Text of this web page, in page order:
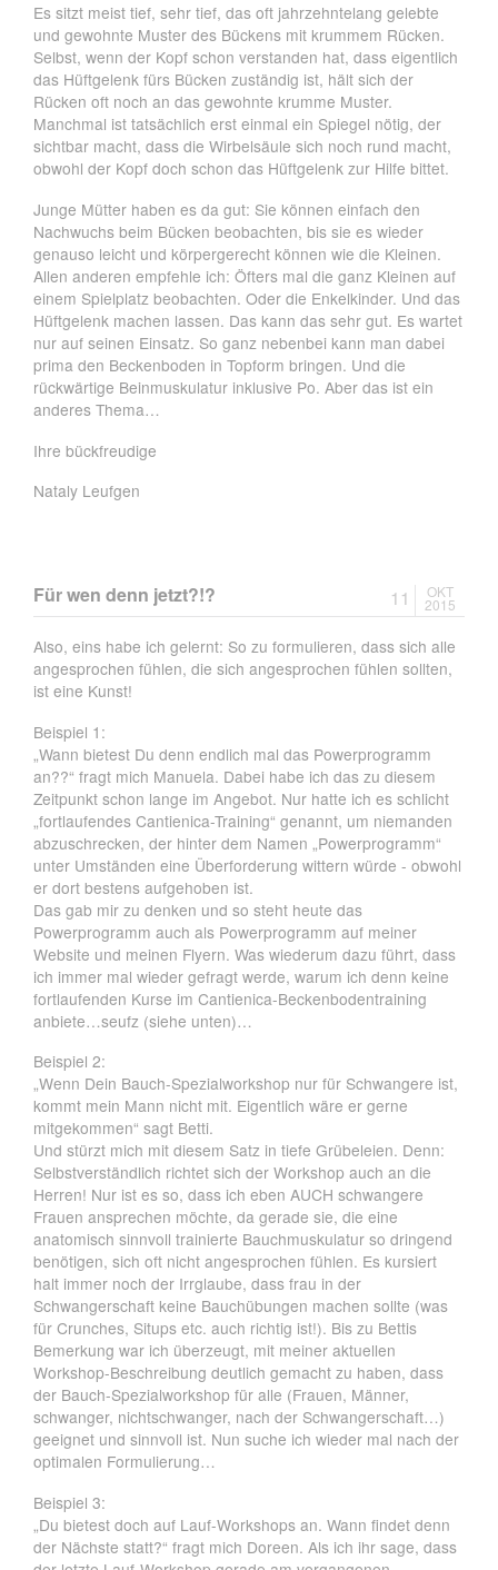
Es sitzt meist tief, sehr tief, das oft jahrzehntelang gelebte
und gewohnte Muster des Bückens mit krummem Rücken.
Selbst, wenn der Kopf schon verstanden hat, dass eigentlich
das Hüftgelenk fürs Bücken zuständig ist, hält sich der
Rücken oft noch an das gewohnte krumme Muster.
Manchmal ist tatsächlich erst einmal ein Spiegel nötig, der
sichtbar macht, dass die Wirbelsäule sich noch rund macht,
obwohl der Kopf doch schon das Hüftgelenk zur Hilfe bittet.
Junge Mütter haben es da gut: Sie können einfach den
Nachwuchs beim Bücken beobachten, bis sie es wieder
genauso leicht und körpergerecht können wie die Kleinen.
Allen anderen empfehle ich: Öfters mal die ganz Kleinen auf
einem Spielplatz beobachten. Oder die Enkelkinder. Und das
Hüftgelenk machen lassen. Das kann das sehr gut. Es wartet
nur auf seinen Einsatz. So ganz nebenbei kann man dabei
prima den Beckenboden in Topform bringen. Und die
rückwärtige Beinmuskulatur inklusive Po. Aber das ist ein
anderes Thema…
Ihre bückfreudige
Nataly Leufgen
Für wen denn jetzt?!? 11 OKT
2015
Also, eins habe ich gelernt: So zu formulieren, dass sich alle
angesprochen fühlen, die sich angesprochen fühlen sollten,
ist eine Kunst!
Beispiel 1:
„Wann bietest Du denn endlich mal das Powerprogramm
an??“ fragt mich Manuela. Dabei habe ich das zu diesem
Zeitpunkt schon lange im Angebot. Nur hatte ich es schlicht
„fortlaufendes Cantienica-Training“ genannt, um niemanden
abzuschrecken, der hinter dem Namen „Powerprogramm“
unter Umständen eine Überforderung wittern würde - obwohl
er dort bestens aufgehoben ist.
Das gab mir zu denken und so steht heute das
Powerprogramm auch als Powerprogramm auf meiner
Website und meinen Flyern. Was wiederum dazu führt, dass
ich immer mal wieder gefragt werde, warum ich denn keine
fortlaufenden Kurse im Cantienica-Beckenbodentraining
anbiete…seufz (siehe unten)…
Beispiel 2:
„Wenn Dein Bauch-Spezialworkshop nur für Schwangere ist,
kommt mein Mann nicht mit. Eigentlich wäre er gerne
mitgekommen“ sagt Betti.
Und stürzt mich mit diesem Satz in tiefe Grübeleien. Denn:
Selbstverständlich richtet sich der Workshop auch an die
Herren! Nur ist es so, dass ich eben AUCH schwangere
Frauen ansprechen möchte, da gerade sie, die eine
anatomisch sinnvoll trainierte Bauchmuskulatur so dringend
benötigen, sich oft nicht angesprochen fühlen. Es kursiert
halt immer noch der Irrglaube, dass frau in der
Schwangerschaft keine Bauchübungen machen sollte (was
für Crunches, Situps etc. auch richtig ist!). Bis zu Bettis
Bemerkung war ich überzeugt, mit meiner aktuellen
Workshop-Beschreibung deutlich gemacht zu haben, dass
der Bauch-Spezialworkshop für alle (Frauen, Männer,
schwanger, nichtschwanger, nach der Schwangerschaft…)
geeignet und sinnvoll ist. Nun suche ich wieder mal nach der
optimalen Formulierung…
Beispiel 3:
„Du bietest doch auf Lauf-Workshops an. Wann findet denn
der Nächste statt?“ fragt mich Doreen. Als ich ihr sage, dass